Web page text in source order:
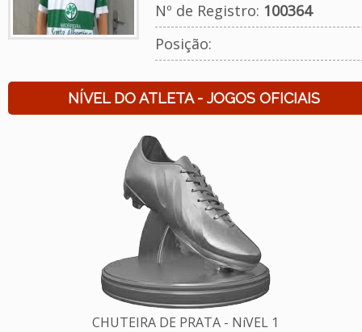
Nº de Registro: 100364
Posição:
NÍVEL DO ATLETA - JOGOS OFICIAIS
CHUTEIRA DE PRATA - NíVEL 1